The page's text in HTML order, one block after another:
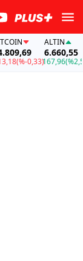
(%-0,33)
ALTIN
6.660,55
167,96(%2,59)-